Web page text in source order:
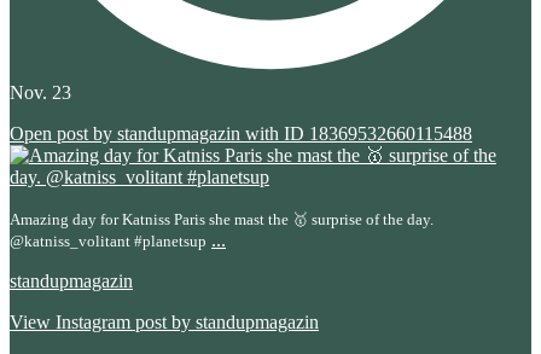
Nov. 23
Open post by standupmagazin with ID 18369532660115488
Amazing day for Katniss Paris she mast the 🥇 surprise of the day.
@katniss_volitant #planetsup ...
standupmagazin
View Instagram post by standupmagazin